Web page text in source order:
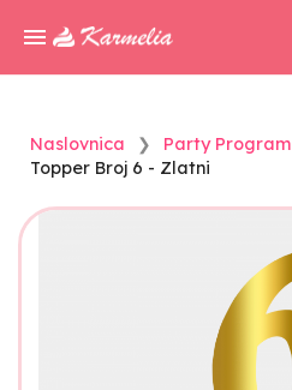
Naslovnica Party Program
Topper Broj 6 - Zlatni